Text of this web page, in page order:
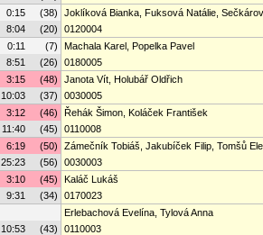
0:15 (38)
Joklíková Bianka, Fuksová Natálie,
8:04 (20)
0120004
0:11 (7)
Machala Karel, Popelka Pavel
8:51 (26)
0180005
3:15 (48)
Janota Vít, Holubář Oldřich
10:03 (37)
0030005
3:12 (46)
Řehák Šimon, Koláček František
11:40 (45)
0110008
6:19 (50)
Zámečník Tobiáš, Jakubíček Filip, Tomšů
25:23 (56)
0030003
3:10 (45)
Kaláč Lukáš
9:31 (34)
0170023
Erlebachová Evelína, Tylová Anna
10:53 (43)
0110003